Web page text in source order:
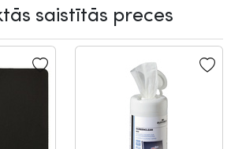
saistītās preces